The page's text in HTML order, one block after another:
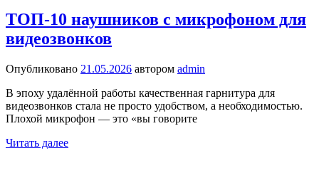
ТОП-10 наушников с микрофоном для
видеозвонков
Опубликовано 21.05.2026 автором admin
В эпоху удалённой работы качественная гарнитура для
видеозвонков стала не просто удобством, а необходимостью.
Плохой микрофон — это «вы говорите
Читать далее